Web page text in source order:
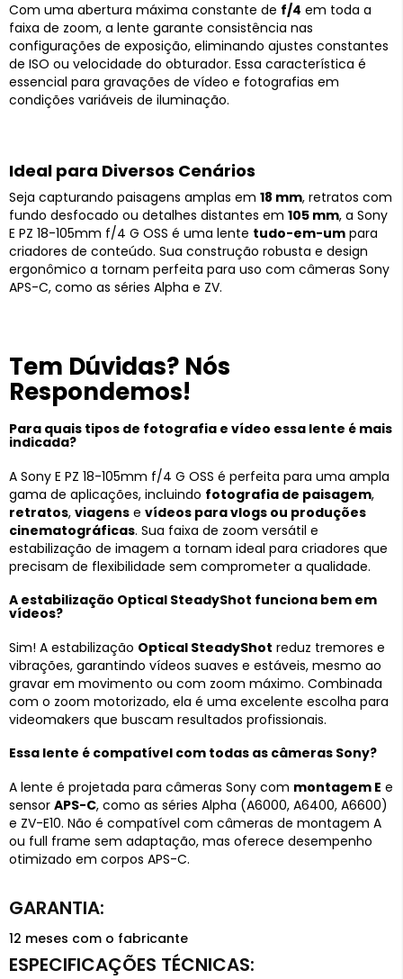
12 meses com o fabricante
Com uma abertura máxima constante de f/4 em toda a
faixa de zoom, a lente garante consistência nas
configurações de exposição, eliminando ajustes constantes
de ISO ou velocidade do obturador. Essa característica é
essencial para gravações de vídeo e fotografias em
condições variáveis de iluminação.
Ideal para Diversos Cenários
Seja capturando paisagens amplas em 18 mm, retratos com
fundo desfocado ou detalhes distantes em 105 mm, a Sony
E PZ 18-105mm f/4 G OSS é uma lente tudo-em-um para
criadores de conteúdo. Sua construção robusta e design
ergonômico a tornam perfeita para uso com câmeras Sony
APS-C, como as séries Alpha e ZV.
Tem Dúvidas? Nós
Respondemos!
Para quais tipos de fotografia e vídeo essa lente é mais
indicada?
A Sony E PZ 18-105mm f/4 G OSS é perfeita para uma ampla
gama de aplicações, incluindo fotografia de paisagem,
retratos, viagens e vídeos para vlogs ou produções
cinematográficas. Sua faixa de zoom versátil e
estabilização de imagem a tornam ideal para criadores que
precisam de flexibilidade sem comprometer a qualidade.
A estabilização Optical SteadyShot funciona bem em
vídeos?
Sim! A estabilização Optical SteadyShot reduz tremores e
vibrações, garantindo vídeos suaves e estáveis, mesmo ao
gravar em movimento ou com zoom máximo. Combinada
com o zoom motorizado, ela é uma excelente escolha para
videomakers que buscam resultados profissionais.
Essa lente é compatível com todas as câmeras Sony?
A lente é projetada para câmeras Sony com montagem E e
sensor APS-C, como as séries Alpha (A6000, A6400, A6600)
e ZV-E10. Não é compatível com câmeras de montagem A
ou full frame sem adaptação, mas oferece desempenho
otimizado em corpos APS-C.